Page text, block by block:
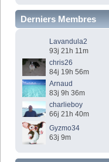
Derniers Membres
Lavandula2
93j 21h 11m
chris26
84j 19h 56m
Arnaud
83j 9h 36m
charlieboy
66j 21h 40m
Gyzmo34
63j 9m